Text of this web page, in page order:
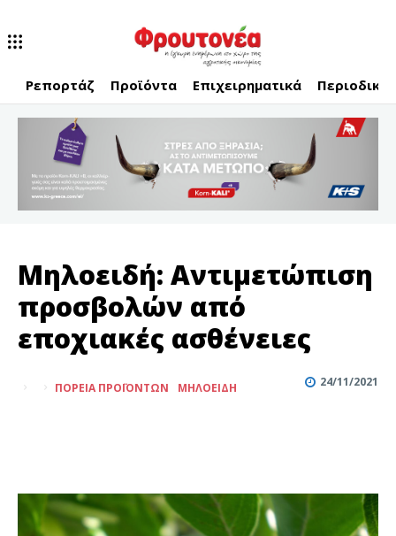
Ρεπορτάζ Προϊόντα Επιχειρηματικά Περιοδικό
Μηλοειδή: Αντιμετώπιση
προσβολών από
εποχιακές ασθένειες
24/11/2021
ΠΟΡΕΊΑ ΠΡΟΪΌΝΤΩΝ ΜΗΛΟΕΙΔΉ